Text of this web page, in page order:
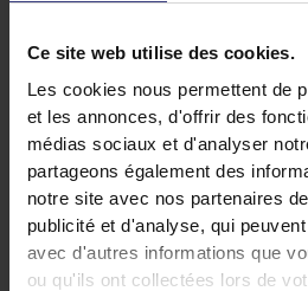
Ce site web utilise des cookies.
Les cookies nous permettent de
et les annonces, d'offrir des
médias sociaux et d'analyser
partageons également des
notre site avec nos partenaires
publicité et d'analyse, qui
avec d'autres informations que
ou qu'ils ont collectées lors de
2 tasses de riz Tilda Pure
1 tasse de lentilles brunes
2 gros oignons rouges,
2 piments verts, coupés en
graines pour réduire la